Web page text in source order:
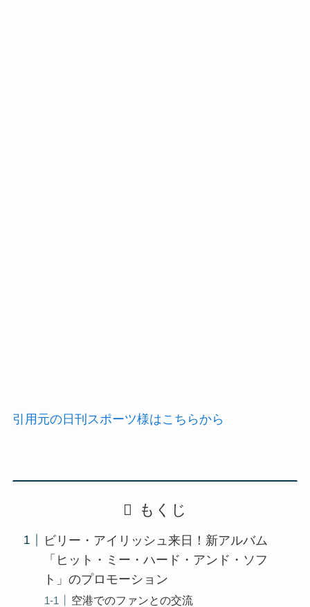
引用元の日刊スポーツ様はこちらから
もくじ
ビリー・アイリッシュ来日！新アルバム
「ヒット・ミー・ハード・アンド・ソフ
ト」のプロモーション
空港でのファンとの交流